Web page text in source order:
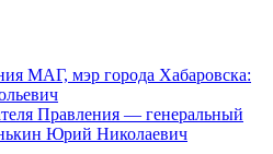
МАГ, мэр города Хабаровска:
Правления — генеральный
Юрий Николаевич